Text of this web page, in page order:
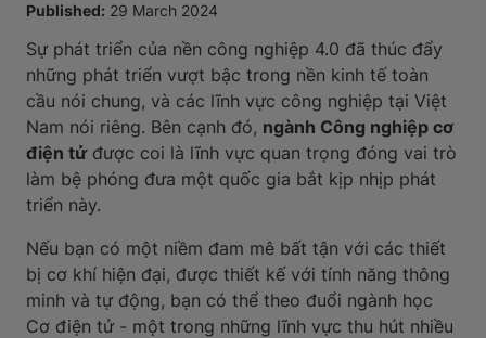
Published: 29 March 2024
Sự phát triển của nền công nghiệp 4.0 đã thúc đẩy
những phát triển vượt bậc trong nền kinh tế toàn
cầu nói chung, và các lĩnh vực công nghiệp tại Việt
Nam nói riêng. Bên cạnh đó, ngành Công nghiệp cơ
điện tửđược coi là lĩnh vực quan trọng đóng vai trò
làm bệ phóng đưa một quốc gia bắt kịp nhịp phát
triển này.
Nếu bạn có một niềm đam mê bất tận với các thiết
bị cơ khí hiện đại, được thiết kế với tính năng thông
minh và tự động, bạn có thể theo đuổi ngành học
Cơ điện tử - một trong những lĩnh vực thu hút nhiều